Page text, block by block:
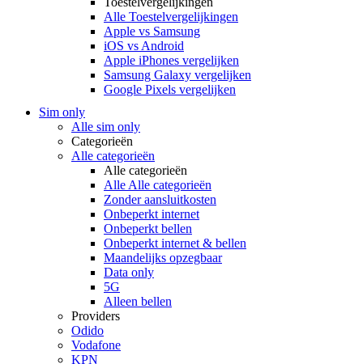
Alle Toestelvergelijkingen
Apple vs Samsung
iOS vs Android
Apple iPhones vergelijken
Samsung Galaxy vergelijken
Google Pixels vergelijken
Sim only
Alle sim only
Categorieën
Alle categorieën
Alle categorieën
Alle Alle categorieën
Zonder aansluitkosten
Onbeperkt internet
Onbeperkt bellen
Onbeperkt internet & bellen
Maandelijks opzegbaar
Data only
5G
Alleen bellen
Providers
Odido
Vodafone
KPN